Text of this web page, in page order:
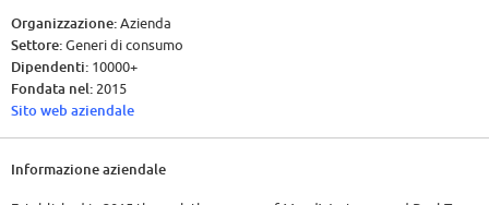
Organizzazione:Azienda
Settore:Generi di consumo
Dipendenti: 10000+
Fondata nel: 2015
Sito web aziendale
Informazione aziendale